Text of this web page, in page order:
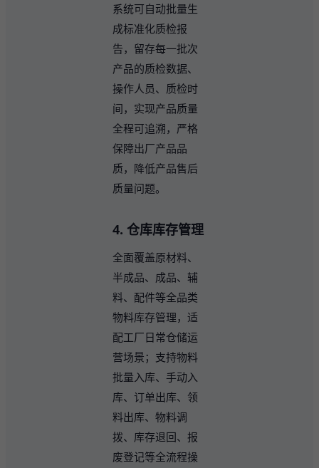
系统可自动批量生
成标准化质检报
告，留存每一批次
产品的质检数据、
操作人员、质检时
间，实现产品质量
全程可追溯，严格
保障出厂产品品
质，降低产品售后
质量问题。
4. 仓库库存管理
全面覆盖原材料、
半成品、成品、辅
料、配件等全品类
物料库存管理，适
配工厂日常仓储运
营场景；支持物料
批量入库、手动入
库、订单出库、领
料出库、物料调
拨、库存退回、报
废登记等全流程操